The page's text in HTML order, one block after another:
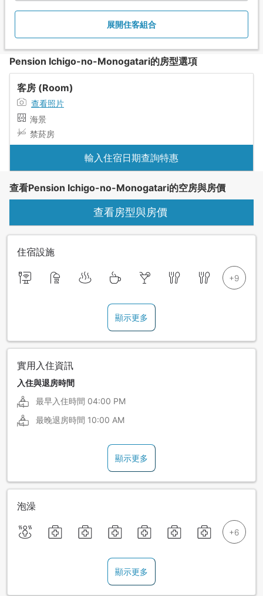
展開住客組合
Pension Ichigo-no-Monogatari的房型選項
客房 (Room)
查看照片
海景
禁菸房
輸入住宿日期查詢特惠
查看Pension Ichigo-no-Monogatari的空房與房價
查看房型與房價
住宿設施
顯示更多
實用入住資訊
入住與退房時間
最早入住時間 04:00 PM
最晚退房時間 10:00 AM
顯示更多
泡澡
顯示更多